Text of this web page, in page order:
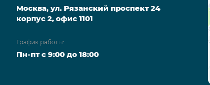
Москва, ул. Рязанский проспект 24
корпус 2, офис 1101
График работы:
Пн-пт с 9:00 до 18:00